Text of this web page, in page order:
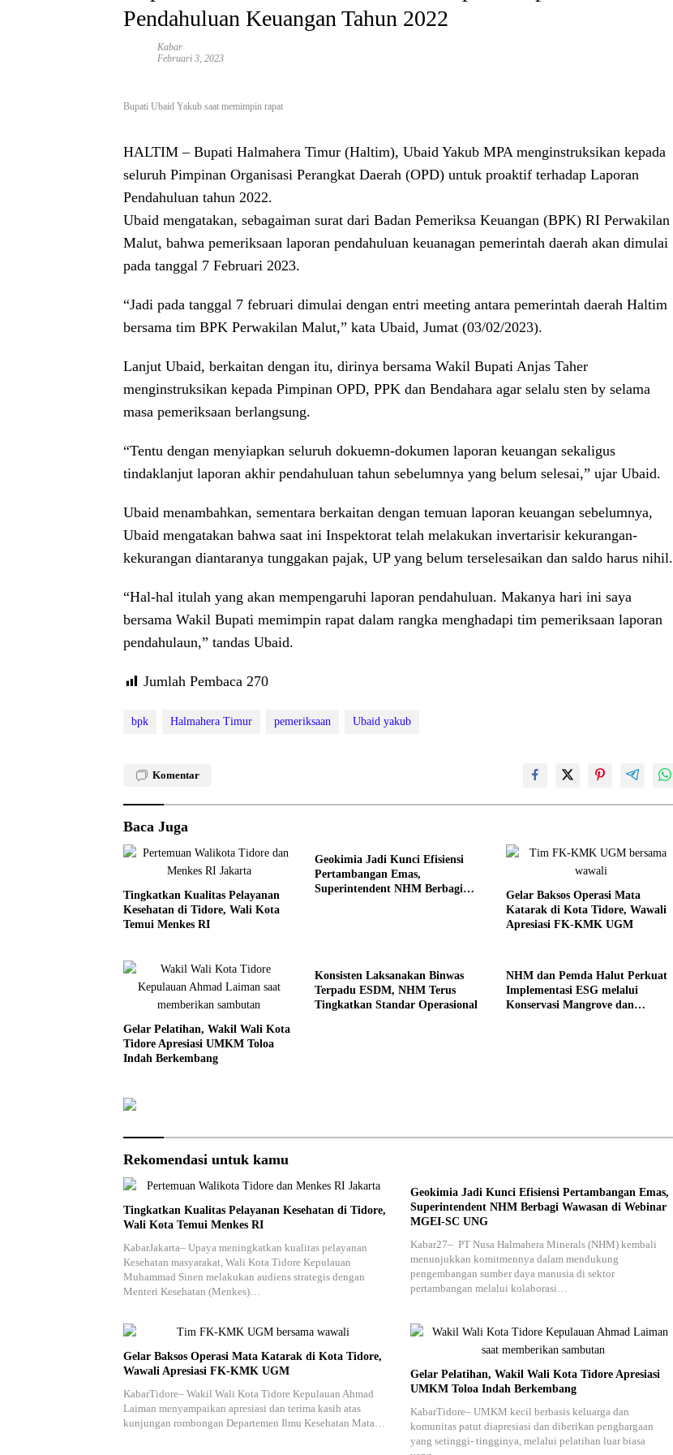
Pendahuluan Keuangan Tahun 2022
Kabar
Februari 3, 2023
Bupati Ubaid Yakub saat memimpin rapat
HALTIM –Bupati Halmahera Timur (Haltim), Ubaid Yakub MPA menginstruksikan kepada
seluruh Pimpinan Organisasi Perangkat Daerah (OPD) untuk proaktif terhadap Laporan
Pendahuluan tahun 2022.
Ubaid mengatakan, sebagaiman surat dari Badan Pemeriksa Keuangan (BPK) RI Perwakilan
Malut, bahwa pemeriksaan laporan pendahuluan keuanagan pemerintah daerah akan dimulai
pada tanggal 7 Februari 2023.
“Jadi pada tanggal 7 februari dimulai dengan entri meeting antara pemerintah daerah Haltim
bersama tim BPK Perwakilan Malut,” kata Ubaid, Jumat (03/02/2023).
Lanjut Ubaid, berkaitan dengan itu, dirinya bersama Wakil Bupati Anjas Taher
menginstruksikan kepada Pimpinan OPD, PPK dan Bendahara agar selalu sten by selama
masa pemeriksaan berlangsung.
“Tentu dengan menyiapkan seluruh dokuemn-dokumen laporan keuangan sekaligus
tindaklanjut laporan akhir pendahuluan tahun sebelumnya yang belum selesai,” ujar Ubaid.
Ubaid menambahkan, sementara berkaitan dengan temuan laporan keuangan sebelumnya,
Ubaid mengatakan bahwa saat ini Inspektorat telah melakukan invertarisir kekurangan-
kekurangan diantaranya tunggakan pajak, UP yang belum terselesaikan dan saldo harus nihil.
“Hal-hal itulah yang akan mempengaruhi laporan pendahuluan. Makanya hari ini saya
bersama Wakil Bupati memimpin rapat dalam rangka menghadapi tim pemeriksaan laporan
pendahulaun,” tandas Ubaid.
Jumlah Pembaca 270
bpk Halmahera Timur pemeriksaan Ubaid yakub
Komentar
Baca Juga
Tingkatkan Kualitas Pelayanan
Kesehatan di Tidore, Wali Kota
Temui Menkes RI
Geokimia Jadi Kunci Efisiensi
Pertambangan Emas,
Superintendent NHM Berbagi
Gelar Baksos Operasi Mata
Katarak di Kota Tidore, Wawali
Apresiasi FK-KMK UGM
Gelar Pelatihan, Wakil Wali Kota
Tidore Apresiasi UMKM Toloa
Indah Berkembang
Konsisten Laksanakan Binwas
Terpadu ESDM, NHM Terus
Tingkatkan Standar Operasional
NHM dan Pemda Halut Perkuat
Implementasi ESG melalui
Konservasi Mangrove dan
Rekomendasi untuk kamu
Tingkatkan Kualitas Pelayanan Kesehatan di Tidore,
Wali Kota Temui Menkes RI
KabarJakarta– Upaya meningkatkan kualitas pelayanan
Kesehatan masyarakat, Wali Kota Tidore Kepulauan
Muhammad Sinen melakukan audiens strategis dengan
Menteri Kesehatan (Menkes)…
Geokimia Jadi Kunci Efisiensi Pertambangan Emas,
Superintendent NHM Berbagi Wawasan di Webinar
MGEI-SC UNG
Kabar27– PT Nusa Halmahera Minerals (NHM) kembali
menunjukkan komitmennya dalam mendukung
pengembangan sumber daya manusia di sektor
pertambangan melalui kolaborasi…
Gelar Baksos Operasi Mata Katarak di Kota Tidore,
Wawali Apresiasi FK-KMK UGM
KabarTidore– Wakil Wali Kota Tidore Kepulauan Ahmad
Laiman menyampaikan apresiasi dan terima kasih atas
kunjungan rombongan Departemen Ilmu Kesehatan Mata…
Gelar Pelatihan, Wakil Wali Kota Tidore Apresiasi
UMKM Toloa Indah Berkembang
KabarTidore– UMKM kecil berbasis keluarga dan
komunitas patut diapresiasi dan diberikan penghargaan
yang setinggi- tingginya, melalui pelatihan luar biasa